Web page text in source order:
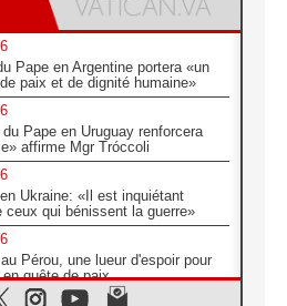
Pape en Argentine portera «un
paix et de dignité humaine»
Pape en Uruguay renforcera
affirme Mgr Tróccoli
Ukraine: «Il est inquiétant
ceux qui bénissent la guerre»
Pérou, une lueur d'espoir pour
quête de paix